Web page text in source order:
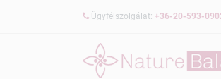
Ügyfélszolgálat: +36-20-593-